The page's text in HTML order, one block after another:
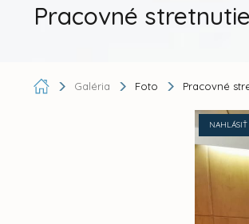
Pracovné
Galéria Foto Pracovné
NAHLÁSIŤ